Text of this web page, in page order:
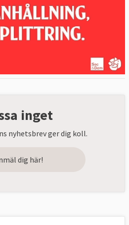
inget
nyhetsbrev ger dig koll.
dig här!